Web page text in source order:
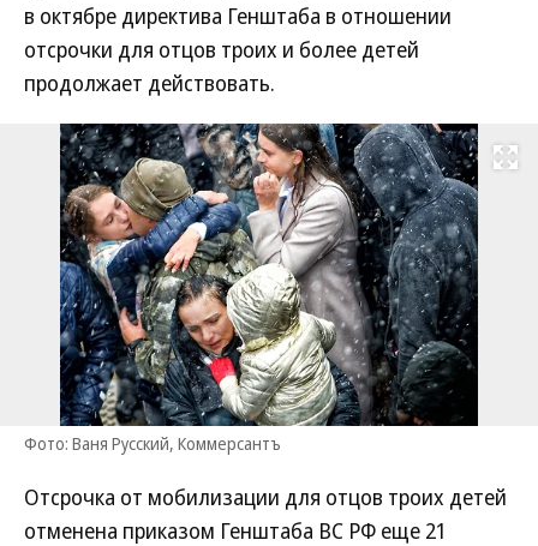
в октябре директива Генштаба в отношении
отсрочки для отцов троих и более детей
продолжает действовать.
Развернуть
Фото: Ваня Русский, Коммерсантъ
Отсрочка от мобилизации для отцов троих детей
отменена приказом Генштаба ВС РФ еще 21